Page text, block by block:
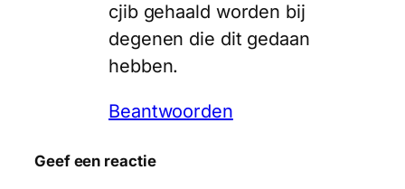
cjib gehaald worden bij
degenen die dit gedaan
hebben.
Beantwoorden
Geef een reactie